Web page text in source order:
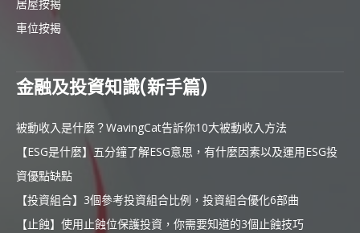
居屋按揭
車位按揭
金融及投資知識(新手篇)
被動收入是什麼？WavingCat告訴你10大被動收入方法
【ESG是什麼】五分鐘了解ESG意思，有什麼因素以及運用ESG投
資優點缺點
【投資組合】3個參考投資組合比例，投資組合優化6部曲
【止蝕】使用止蝕位保護投資，你需要知道的3個止蝕技巧